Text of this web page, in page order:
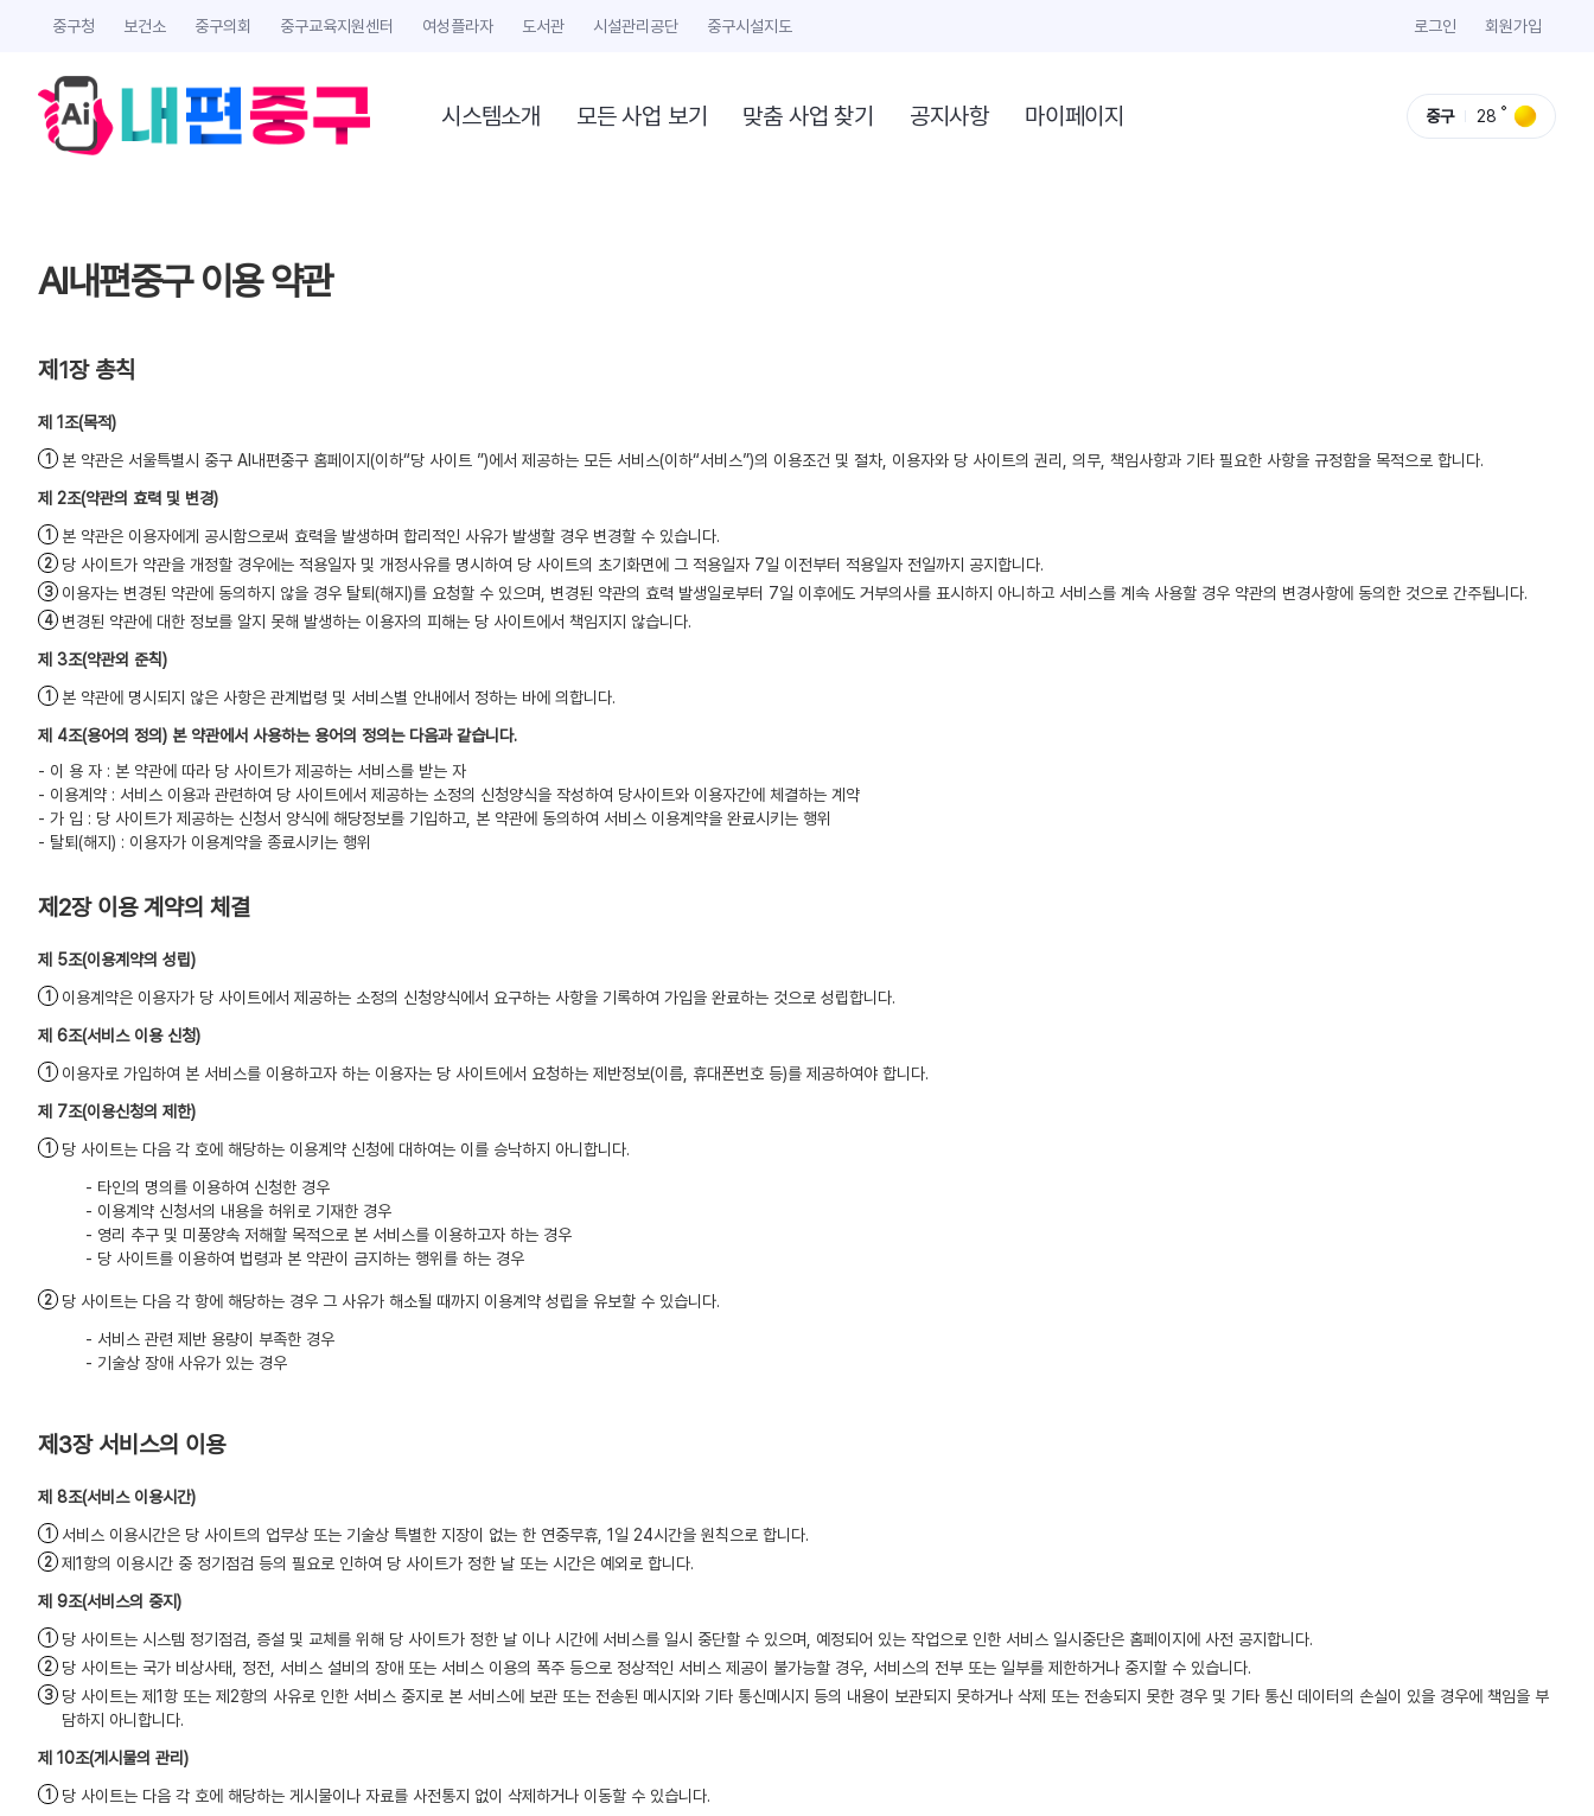
중구청 보건소 중구의회 중구교육지원센터 여성플라자 도서관 시설관리공단 중구시설지도 로그인 회원가입
시스템소개 모든 사업 보기 맞춤 사업 찾기 공지사항 마이페이지 중구 28
AI내편중구 이용 약관
제1장 총칙
(목적)
본 약관은 서울특별시 중구 AI내편중구 홈페이지(이하“당 사이트 ”)에서 제공하는 모든 서비스(이하“서비스”)의 이용조건 및 절차, 이용자와 당 사이트의 권리, 의무, 책임사항과 기타 필요한 사항을 규정함을 목적으로 합니다.
(약관의 효력 및 변경)
본 약관은 이용자에게 공시함으로써 효력을 발생하며 합리적인 사유가 발생할 경우 변경할 수 있습니다.
당 사이트가 약관을 개정할 경우에는 적용일자 및 개정사유를 명시하여 당 사이트의 초기화면에 그 적용일자 7일 이전부터 적용일자 전일까지 공지합니다.
이용자는 변경된 약관에 동의하지 않을 경우 탈퇴(해지)를 요청할 수 있으며, 변경된 약관의 효력 발생일로부터 7일 이후에도 거부의사를 표시하지 아니하고 서비스를 계속 사용할 경우 약관의 변경사항에 동의한 것으로 간주됩니다.
변경된 약관에 대한 정보를 알지 못해 발생하는 이용자의 피해는 당 사이트에서 책임지지 않습니다.
(약관외 준칙)
본 약관에 명시되지 않은 사항은 관계법령 및 서비스별 안내에서 정하는 바에 의합니다.
(용어의 정의) 본 약관에서 사용하는 용어의 정의는 다음과 같습니다.
- 이 용 자 : 본 약관에 따라 당 사이트가 제공하는 서비스를 받는 자
- 이용계약 : 서비스 이용과 관련하여 당 사이트에서 제공하는 소정의 신청양식을 작성하여 당사이트와 이용자간에 체결하는 계약
- 가 입 : 당 사이트가 제공하는 신청서 양식에 해당정보를 기입하고, 본 약관에 동의하여 서비스 이용계약을 완료시키는 행위
- 탈퇴(해지) : 이용자가 이용계약을 종료시키는 행위
제2장 이용 계약의 체결
(이용계약의 성립)
이용계약은 이용자가 당 사이트에서 제공하는 소정의 신청양식에서 요구하는 사항을 기록하여 가입을 완료하는 것으로 성립합니다.
(서비스 이용 신청)
이용자로 가입하여 본 서비스를 이용하고자 하는 이용자는 당 사이트에서 요청하는 제반정보(이름, 휴대폰번호 등)를 제공하여야 합니다.
(이용신청의 제한)
당 사이트는 다음 각 호에 해당하는 이용계약 신청에 대하여는 이를 승낙하지 아니합니다.
- 타인의 명의를 이용하여 신청한 경우
- 이용계약 신청서의 내용을 허위로 기재한 경우
- 영리 추구 및 미풍양속 저해할 목적으로 본 서비스를 이용하고자 하는 경우
- 당 사이트를 이용하여 법령과 본 약관이 금지하는 행위를 하는 경우
당 사이트는 다음 각 항에 해당하는 경우 그 사유가 해소될 때까지 이용계약 성립을 유보할 수 있습니다.
- 서비스 관련 제반 용량이 부족한 경우
- 기술상 장애 사유가 있는 경우
제3장 서비스의 이용
(서비스 이용시간)
서비스 이용시간은 당 사이트의 업무상 또는 기술상 특별한 지장이 없는 한 연중무휴, 1일 24시간을 원칙으로 합니다.
제1항의 이용시간 중 정기점검 등의 필요로 인하여 당 사이트가 정한 날 또는 시간은 예외로 합니다.
(서비스의 중지)
당 사이트는 시스템 정기점검, 증설 및 교체를 위해 당 사이트가 정한 날 이나 시간에 서비스를 일시 중단할 수 있으며, 예정되어 있는 작업으로 인한 서비스 일시중단은 홈페이지에 사전 공지합니다.
당 사이트는 국가 비상사태, 정전, 서비스 설비의 장애 또는 서비스 이용의 폭주 등으로 정상적인 서비스 제공이 불가능할 경우, 서비스의 전부 또는 일부를 제한하거나 중지할 수 있습니다.
당 사이트는 제1항 또는 제2항의 사유로 인한 서비스 중지로 본 서비스에 보관 또는 전송된 메시지와 기타 통신메시지 등의 내용이 보관되지 못하거나 삭제 또는 전송되지 못한 경우 및 기타 통신 데이터의 손실이 있을 경우에 책임을 부
담하지 아니합니다.
(게시물의 관리)
당 사이트는 다음 각 호에 해당하는 게시물이나 자료를 사전통지 없이 삭제하거나 이동할 수 있습니다.